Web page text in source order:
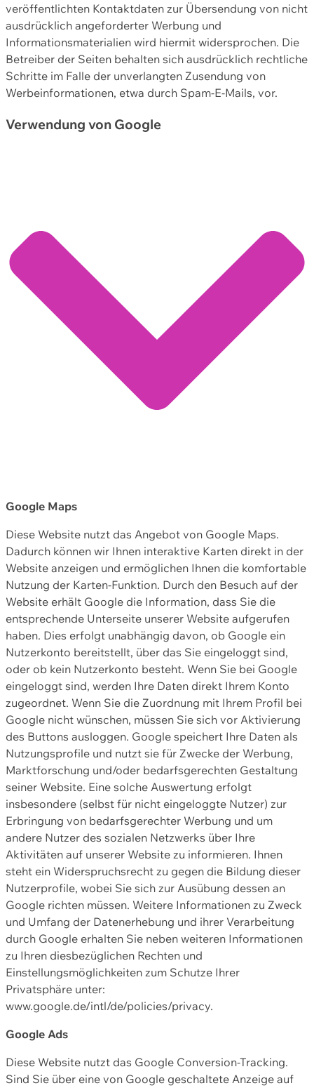
veröffentlichten Kontaktdaten zur Übersendung von nicht
ausdrücklich angeforderter Werbung und
Informationsmaterialien wird hiermit widersprochen. Die
Betreiber der Seiten behalten sich ausdrücklich rechtliche
Schritte im Falle der unverlangten Zusendung von
Werbeinformationen, etwa durch Spam-E-Mails, vor.
Verwendung von Google
Google Maps
Diese Website nutzt das Angebot von Google Maps.
Dadurch können wir Ihnen interaktive Karten direkt in der
Website anzeigen und ermöglichen Ihnen die komfortable
Nutzung der Karten-Funktion. Durch den Besuch auf der
Website erhält Google die Information, dass Sie die
entsprechende Unterseite unserer Website aufgerufen
haben. Dies erfolgt unabhängig davon, ob Google ein
Nutzerkonto bereitstellt, über das Sie eingeloggt sind,
oder ob kein Nutzerkonto besteht. Wenn Sie bei Google
eingeloggt sind, werden Ihre Daten direkt Ihrem Konto
zugeordnet. Wenn Sie die Zuordnung mit Ihrem Profil bei
Google nicht wünschen, müssen Sie sich vor Aktivierung
des Buttons ausloggen. Google speichert Ihre Daten als
Nutzungsprofile und nutzt sie für Zwecke der Werbung,
Marktforschung und/oder bedarfsgerechten Gestaltung
seiner Website. Eine solche Auswertung erfolgt
insbesondere (selbst für nicht eingeloggte Nutzer) zur
Erbringung von bedarfsgerechter Werbung und um
andere Nutzer des sozialen Netzwerks über Ihre
Aktivitäten auf unserer Website zu informieren. Ihnen
steht ein Widerspruchsrecht zu gegen die Bildung dieser
Nutzerprofile, wobei Sie sich zur Ausübung dessen an
Google richten müssen. Weitere Informationen zu Zweck
und Umfang der Datenerhebung und ihrer Verarbeitung
durch Google erhalten Sie neben weiteren Informationen
zu Ihren diesbezüglichen Rechten und
Einstellungsmöglichkeiten zum Schutze Ihrer
Privatsphäre unter:
www.google.de/intl/de/policies/privacy.
Google Ads
Diese Website nutzt das Google Conversion-Tracking.
Sind Sie über eine von Google geschaltete Anzeige auf